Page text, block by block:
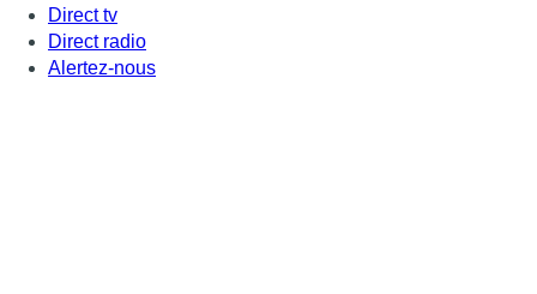
Direct tv
Direct radio
Alertez-nous